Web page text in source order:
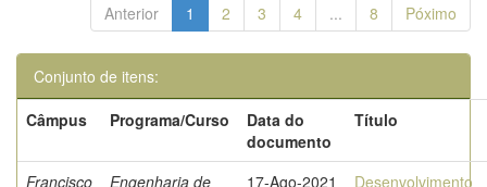
Anterior 1 2 3 4 ... 8 Póximo
Conjunto de itens:
Câmpus
Programa/Curso
Data do
documento
Título
Francisco
Engenharia de
17-Ago-2021
Desenvolvimento